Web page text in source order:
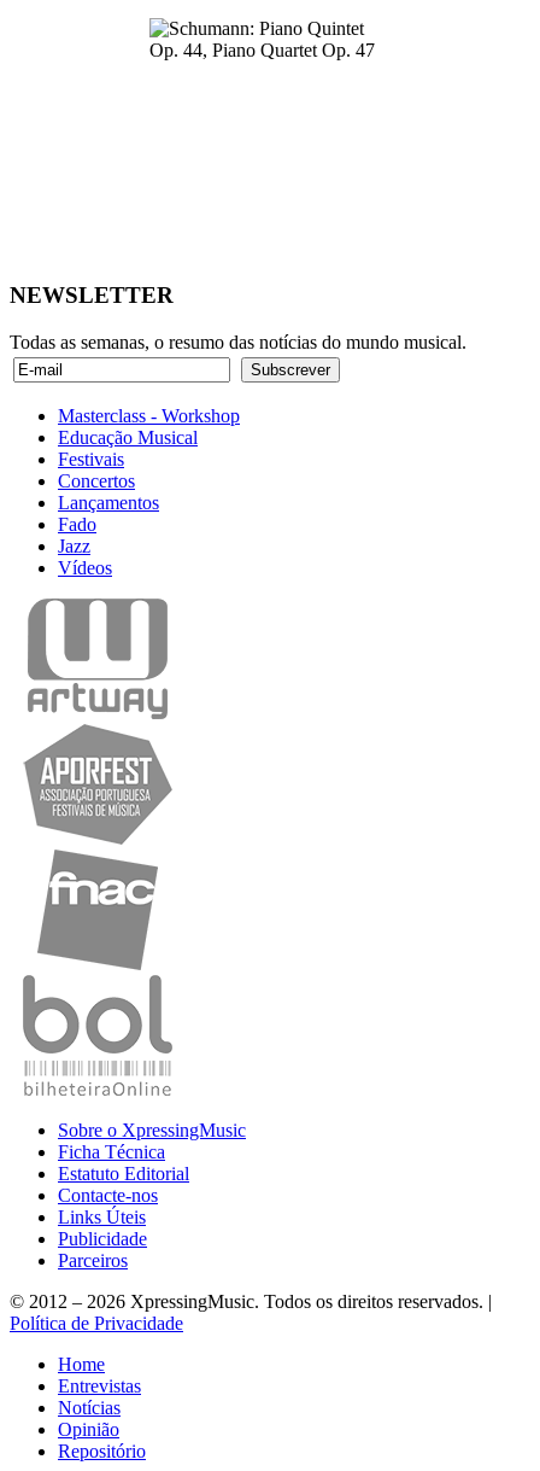
NEWSLETTER
Todas as semanas, o resumo das notícias do mundo musical.
Masterclass - Workshop
Educação Musical
Festivais
Concertos
Lançamentos
Fado
Jazz
Vídeos
Sobre o XpressingMusic
Ficha Técnica
Estatuto Editorial
Contacte-nos
Links Úteis
Publicidade
Parceiros
© 2012 – 2026 XpressingMusic. Todos os direitos reservados. |
Política de Privacidade
Home
Entrevistas
Notícias
Opinião
Repositório